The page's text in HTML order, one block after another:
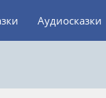
Аудиосказки